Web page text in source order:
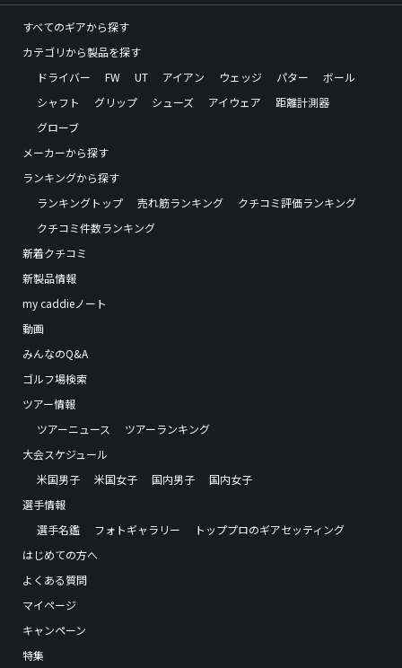
すべてのギアから探す
カテゴリから製品を探す
ドライバー
FW UT アイアン ウェッジ パター
ボール
シャフト
グリップ シューズ アイウェア
距離計測器
グローブ
メーカーから探す
ランキングから探す
ランキングトップ
売れ筋ランキング
クチコミ評価ランキング
クチコミ件数ランキング
新着クチコミ
新製品情報
my caddieノート
動画
みんなのQ&A
ゴルフ場検索
ツアー情報
ツアーニュース
ツアーランキング
大会スケジュール
米国男子
米国女子 国内男子
国内女子
選手情報
選手名鑑
フォトギャラリー
トッププロのギアセッティング
はじめての方へ
よくある質問
マイページ
キャンペーン
特集